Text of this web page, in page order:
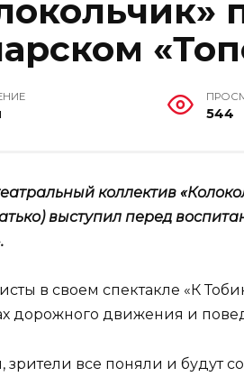
544
коллектив
выступил перед
в своем спектакле «К
дорожного движения и
зрители все поняли и будут